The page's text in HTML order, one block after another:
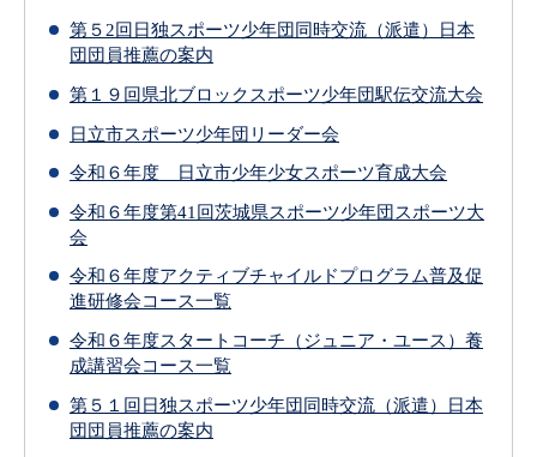
第５2回日独スポーツ少年団同時交流（派遣）日本
団団員推薦の案内
第１９回県北ブロックスポーツ少年団駅伝交流大会
日立市スポーツ少年団リーダー会
令和６年度 日立市少年少女スポーツ育成大会
令和６年度第41回茨城県スポーツ少年団スポーツ大
会
令和６年度アクティブチャイルドプログラム普及促
進研修会コース一覧
令和６年度スタートコーチ（ジュニア・ユース）養
成講習会コース一覧
第５１回日独スポーツ少年団同時交流（派遣）日本
団団員推薦の案内